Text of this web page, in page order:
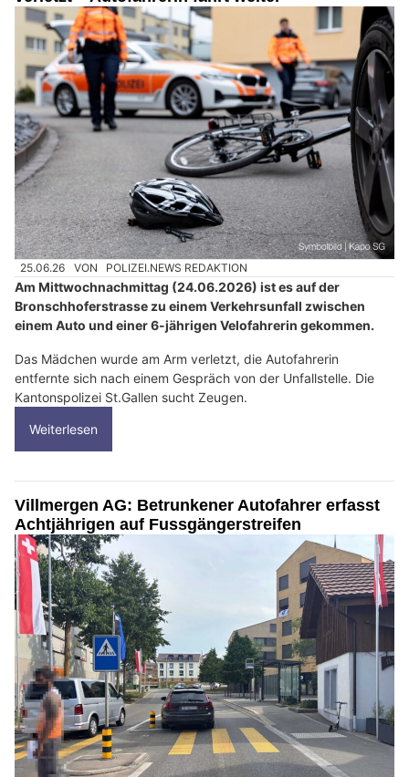
25.06.26 VON POLIZEI.NEWS REDAKTION
Am Mittwochnachmittag (24.06.2026) ist es auf der
Bronschhoferstrasse zu einem Verkehrsunfall zwischen
einem Auto und einer 6-jährigen Velofahrerin gekommen.
Das Mädchen wurde am Arm verletzt, die Autofahrerin
entfernte sich nach einem Gespräch von der Unfallstelle. Die
Kantonspolizei St.Gallen sucht Zeugen.
Weiterlesen
Villmergen AG: Betrunkener Autofahrer erfasst
Achtjährigen auf Fussgängerstreifen